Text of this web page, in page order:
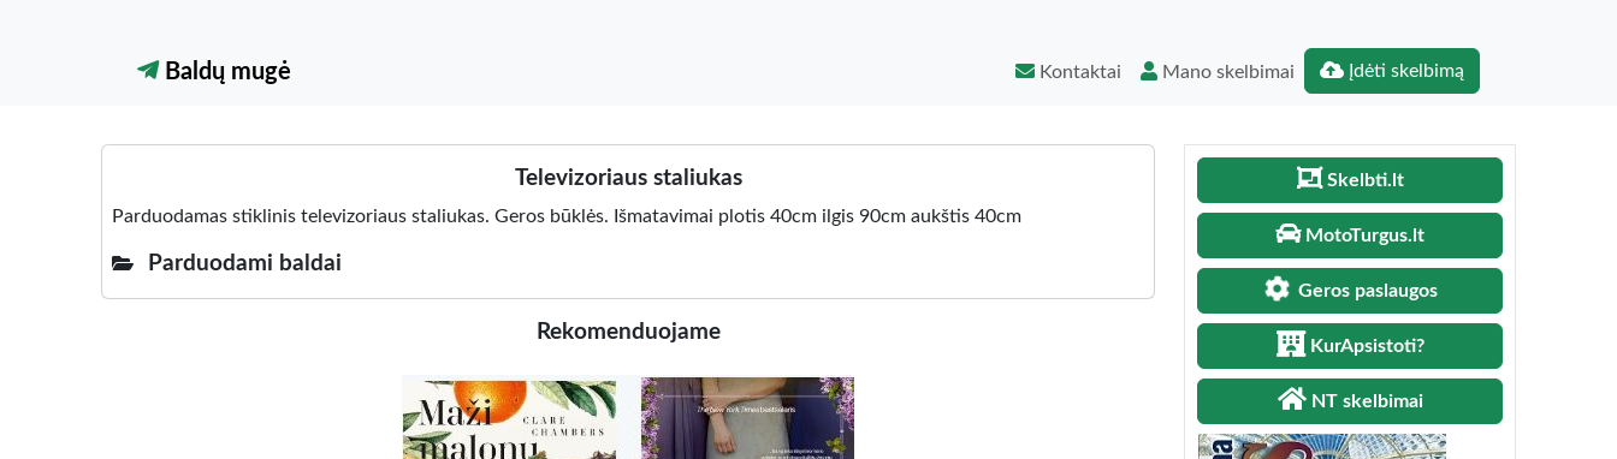
Baldų mugė Kontaktai Mano skelbimai Įdėti skelbimą
Televizoriaus staliukas
Parduodamas stiklinis televizoriaus staliukas. Geros būklės. Išmatavimai plotis 40cm ilgis 90cm aukštis 40cm
Parduodami baldai
Rekomenduojame
Skelbti.lt
MotoTurgus.lt
Geros paslaugos
KurApsistoti?
NT skelbimai